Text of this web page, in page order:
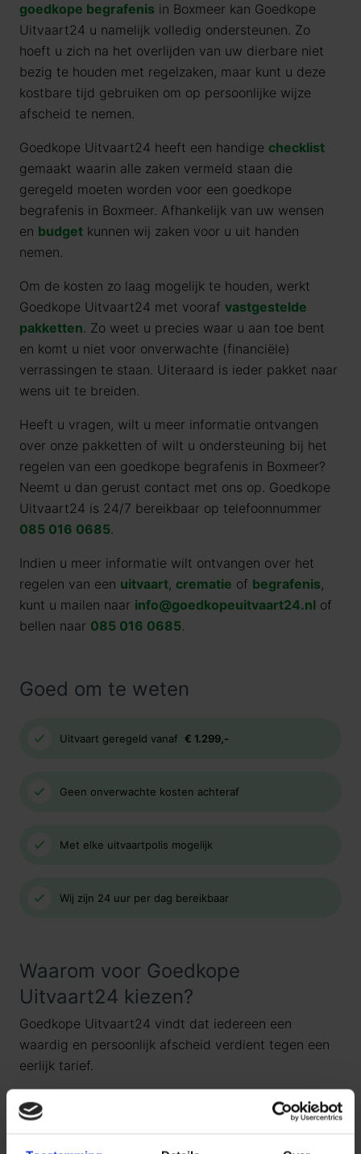
goedkope begrafenis in Boxmeer kan Goedkope
Uitvaart24 u namelijk volledig ondersteunen. Zo
hoeft u zich na het overlijden van uw dierbare niet
bezig te houden met regelzaken, maar kunt u deze
kostbare tijd gebruiken om op persoonlijke wijze
afscheid te nemen.
Goedkope Uitvaart24 heeft een handige checklist
gemaakt waarin alle zaken vermeld staan die
geregeld moeten worden voor een goedkope
begrafenis in Boxmeer. Afhankelijk van uw wensen
en budget kunnen wij zaken voor u uit handen
nemen.
Om de kosten zo laag mogelijk te houden, werkt
Goedkope Uitvaart24 met vooraf vastgestelde
pakketten. Zo weet u precies waar u aan toe bent
en komt u niet voor onverwachte (financiële)
verrassingen te staan. Uiteraard is ieder pakket naar
wens uit te breiden.
Heeft u vragen, wilt u meer informatie ontvangen
over onze pakketten of wilt u ondersteuning bij het
regelen van een goedkope begrafenis in Boxmeer?
Neemt u dan gerust contact met ons op. Goedkope
Uitvaart24 is 24/7 bereikbaar op telefoonnummer
085 016 0685.
Indien u meer informatie wilt ontvangen over het
regelen van een uitvaart, crematie of begrafenis,
kunt u mailen naar info@goedkopeuitvaart24.nl of
bellen naar 085 016 0685.
Goed om te weten
Uitvaart geregeld vanaf € 1.299,-
Geen onverwachte kosten achteraf
Met elke uitvaartpolis mogelijk
Wij zijn 24 uur per dag bereikbaar
Waarom voor Goedkope
Uitvaart24 kiezen?
Goedkope Uitvaart24 vindt dat iedereen een
waardig en persoonlijk afscheid verdient tegen een
eerlijk tarief.
Daarom kiezen wij ervoor standaard te werken met
uitvaartpakketten. Door onze landelijke dekking en